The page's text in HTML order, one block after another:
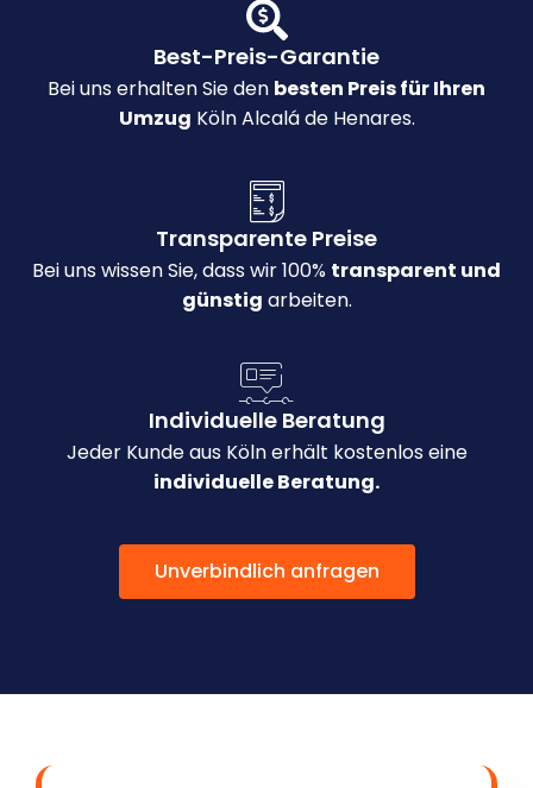
Best-Preis-Garantie
Bei uns erhalten Sie den besten Preis für Ihren
Umzug Köln Alcalá de Henares.
Transparente Preise
Bei uns wissen Sie, dass wir 100% transparent und
günstig arbeiten.
Individuelle Beratung
Jeder Kunde aus Köln erhält kostenlos eine
individuelle Beratung.
Unverbindlich anfragen